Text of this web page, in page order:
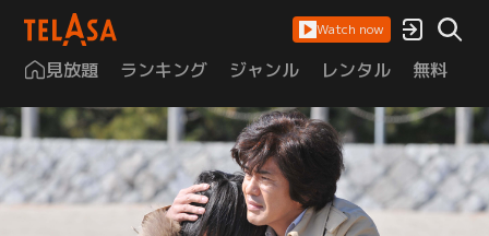
Watch now
見放題 ランキング ジャンル レンタル 無料